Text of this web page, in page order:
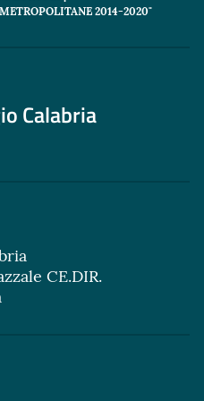
2014-2020"
Calabria
CE.DIR.